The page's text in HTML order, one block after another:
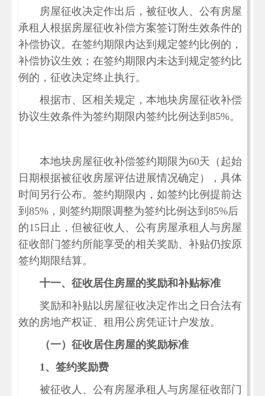
房屋征收决定作出后，被征收人、公有房屋
承租人根据房屋征收补偿方案签订附生效条件的
补偿协议。在签约期限内达到规定签约比例的，
补偿协议生效；在签约期限内未达到规定签约比
例的，征收决定终止执行。
根据市、区相关规定，本地块房屋征收补偿
协议生效条件为签约期限内签约比例达到85%。
本地块房屋征收补偿签约期限为60天（起始
日期根据被征收房屋评估进展情况确定），具体
时间另行公布。签约期限内，如签约比例提前达
到85%，则签约期限调整为签约比例达到85%后
的15日止，但被征收人、公有房屋承租人与房屋
征收部门签约所能享受的相关奖励、补贴仍按原
签约期限结算。
十一、征收居住房屋的奖励和补贴标准
奖励和补贴以房屋征收决定作出之日合法有
效的房地产权证、租用公房凭证计户发放。
（一）征收居住房屋的奖励标准
1、签约奖励费
被征收人、公有房屋承租人与房屋征收部门